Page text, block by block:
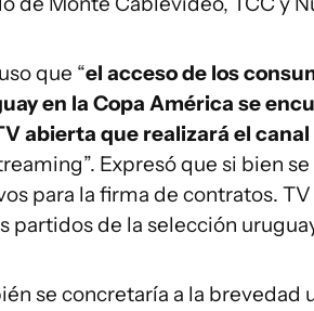
que “el acceso de los
en la Copa América se
abierta que realizará el canal
Expresó que si bien
para la firma de contratos.
partidos de la selección
se concretaría a la brevedad